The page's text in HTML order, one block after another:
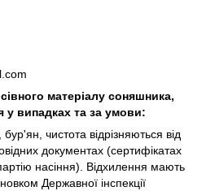
матеріалу соняшника,
у випадках та за умови:
чистота відрізняються від
документах (сертифікатах
насіння). Відхилення мають
Державної інспекції